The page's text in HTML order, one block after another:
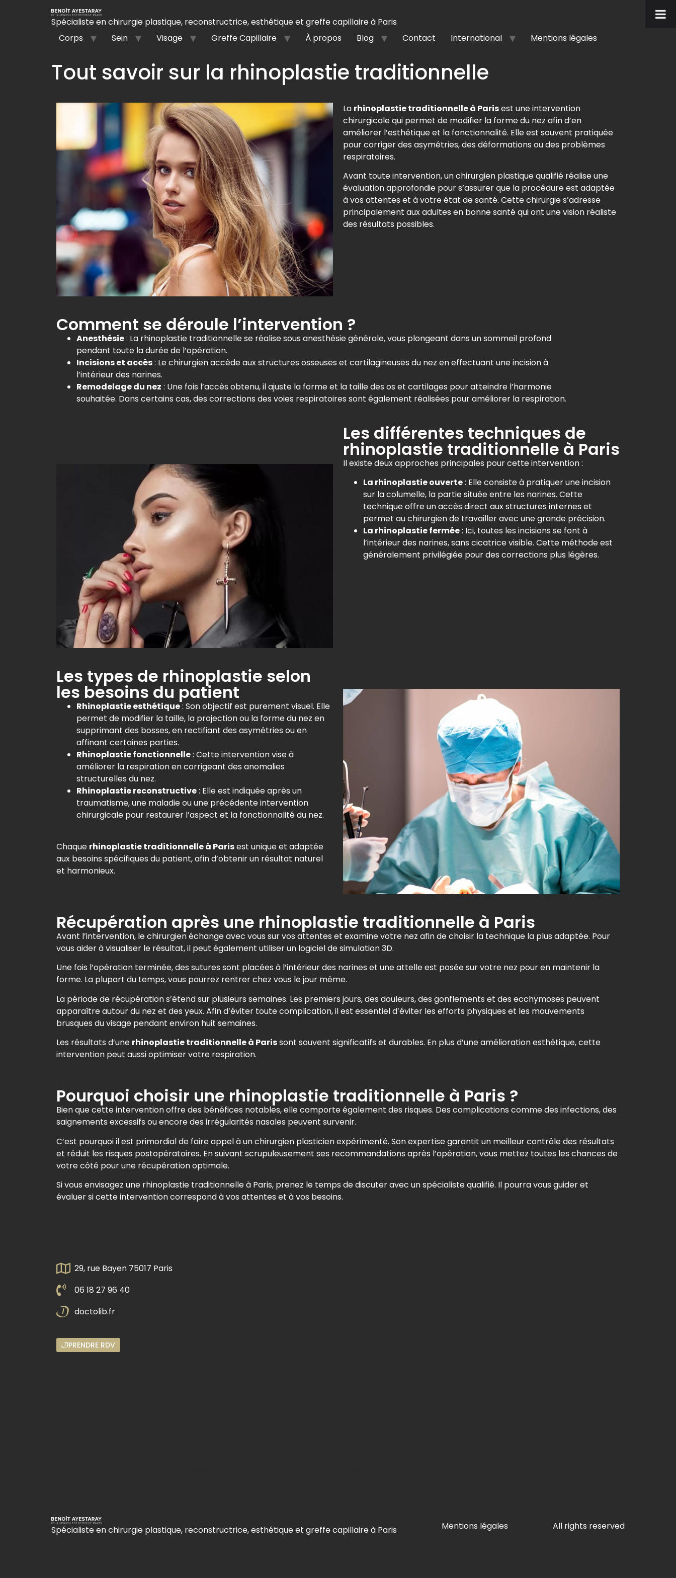
Spécialiste en chirurgie plastique, reconstructrice, esthétique et greffe capillaire à Paris
Corps
Sein Visage Greffe Capillaire À propos Blog Contact International Mentions légales
Tout savoir sur la rhinoplastie traditionnelle
La rhinoplastie traditionnelle à Parisest une intervention
chirurgicale qui permet de modifier la forme du nez afin d’en
améliorer l’esthétique et la fonctionnalité. Elle est souvent pratiquée
pour corriger des asymétries, des déformations ou des problèmes
respiratoires.
Avant toute intervention, un chirurgien plastique qualifié réalise une
évaluation approfondie pour s’assurer que la procédure est adaptée
à vos attentes et à votre état de santé. Cette chirurgie s’adresse
principalement aux adultes en bonne santé qui ont une vision réaliste
des résultats possibles.
Comment se déroule l’intervention ?
Anesthésie: La rhinoplastie traditionnelle se réalise sous anesthésie générale, vous plongeant dans un sommeil profond
pendant toute la durée de l’opération.
Incisions et accès: Le chirurgien accède aux structures osseuses et cartilagineuses du nez en effectuant une incision à
l’intérieur des narines.
Remodelage du nez : Une fois l’accès obtenu, il ajuste la forme et la taille des os et cartilages pour atteindre l’harmonie
souhaitée. Dans certains cas, des corrections des voies respiratoires sont également réalisées pour améliorer la respiration.
Les différentes techniques de
rhinoplastie traditionnelle à Paris
Il existe deux approches principales pour cette intervention :
La rhinoplastie ouverte: Elle consiste à pratiquer une incision
sur la columelle, la partie située entre les narines. Cette
technique offre un accès direct aux structures internes et
permet au chirurgien de travailler avec une grande précision.
La rhinoplastie fermée: Ici, toutes les incisions se font à
l’intérieur des narines, sans cicatrice visible. Cette méthode est
généralement privilégiée pour des corrections plus légères.
Les types de rhinoplastie selon
les besoins du patient
Rhinoplastie esthétique: Son objectif est purement visuel. Elle
permet de modifier la taille, la projection ou la forme du nez en
supprimant des bosses, en rectifiant des asymétries ou en
affinant certaines parties.
Rhinoplastie fonctionnelle: Cette intervention vise à
améliorer la respiration en corrigeant des anomalies
structurelles du nez.
Rhinoplastie reconstructive: Elle est indiquée après un
traumatisme, une maladie ou une précédente intervention
chirurgicale pour restaurer l’aspect et la fonctionnalité du nez.
Chaque rhinoplastie traditionnelle à Parisest unique et adaptée
aux besoins spécifiques du patient, afin d’obtenir un résultat naturel
et harmonieux.
Récupération après une rhinoplastie traditionnelle à Paris
Avant l’intervention, le chirurgien échange avec vous sur vos attentes et examine votre nez afin de choisir la technique la plus adaptée. Pour
vous aider à visualiser le résultat, il peut également utiliser un logiciel de simulation 3D.
Une fois l’opération terminée, des sutures sont placées à l’intérieur des narines et une attelle est posée sur votre nez pour en maintenir la
forme. La plupart du temps, vous pourrez rentrer chez vous le jour même.
La période de récupération s’étend sur plusieurs semaines. Les premiers jours, des douleurs, des gonflements et des ecchymoses peuvent
apparaître autour du nez et des yeux. Afin d’éviter toute complication, il est essentiel d’éviter les efforts physiques et les mouvements
brusques du visage pendant environ huit semaines.
Les résultats d’une rhinoplastie traditionnelle à Parissont souvent significatifs et durables. En plus d’une amélioration esthétique, cette
intervention peut aussi optimiser votre respiration.
Pourquoi choisir une rhinoplastie traditionnelle à Paris ?
Bien que cette intervention offre des bénéfices notables, elle comporte également des risques. Des complications comme des infections, des
saignements excessifs ou encore des irrégularités nasales peuvent survenir.
C’est pourquoi il est primordial de faire appel à un chirurgien plasticien expérimenté. Son expertise garantit un meilleur contrôle des résultats
et réduit les risques postopératoires. En suivant scrupuleusement ses recommandations après l’opération, vous mettez toutes les chances de
votre côté pour une récupération optimale.
Si vous envisagez une rhinoplastie traditionnelle à Paris, prenez le temps de discuter avec un spécialiste qualifié. Il pourra vous guider et
évaluer si cette intervention correspond à vos attentes et à vos besoins.
29, rue Bayen 75017 Paris
06 18 27 96 40
doctolib.fr
PRENDRE RDV
Spécialiste en chirurgie plastique, reconstructrice, esthétique et greffe capillaire à Paris Mentions légales All rights reserved